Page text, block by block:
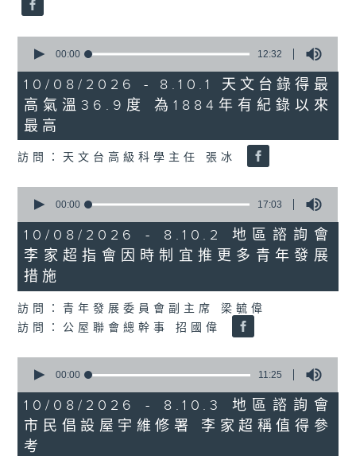
seconds
12
minutes,
32
seconds
00:00 12:32
10/08/2026 - 8.10.1 天文台錄得最
高氣溫36.9度 為1884年有紀錄以來
最高
訪問：天文台高級科學主任 張冰
seconds
17
minutes,
3
seconds
00:00 17:03
10/08/2026 - 8.10.2 地區諮詢會
李家超指會因時制宜推更多青年發展
措施
訪問：青年發展委員會副主席 梁毓偉
訪問：公屋聯會總幹事 招國偉
seconds
11
minutes,
25
seconds
00:00 11:25
10/08/2026 - 8.10.3 地區諮詢會
市民倡設屋宇維修署 李家超稱值得參
考